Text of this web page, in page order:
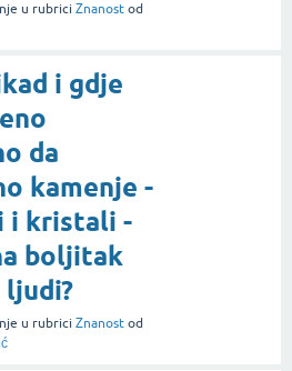
u rubrici Znanost od
i gdje
da
kamenje -
i kristali -
boljitak
u rubrici Znanost od